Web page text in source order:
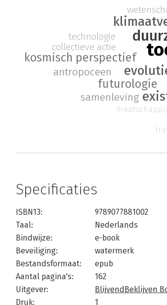
futurologie
kosmisch perspectief
samenleving
antropoceen
collectieve actie
technologie
maatschappij
Specificaties
ISBN13:
9789077881002
Taal:
Nederlands
Bindwijze:
e-book
Beveiliging:
watermerk
Bestandsformaat:
epub
Aantal pagina's:
162
Uitgever:
BlijvendBeklijven
Druk:
1